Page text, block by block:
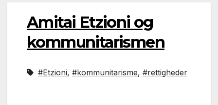
Amitai Etzioni og
kommunitarismen
#Etzioni, #kommunitarisme, #rettigheder